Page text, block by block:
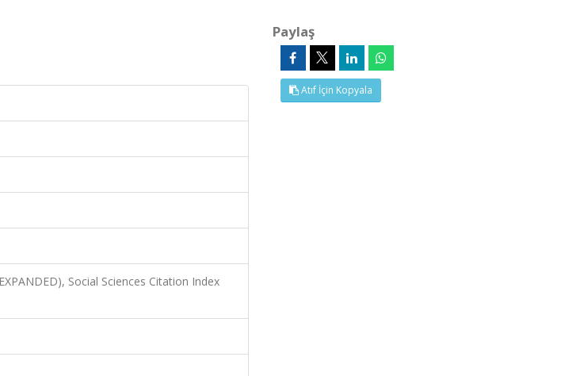
Social Sciences Citation Index
Paylaş
Atıf İçin Kopyala